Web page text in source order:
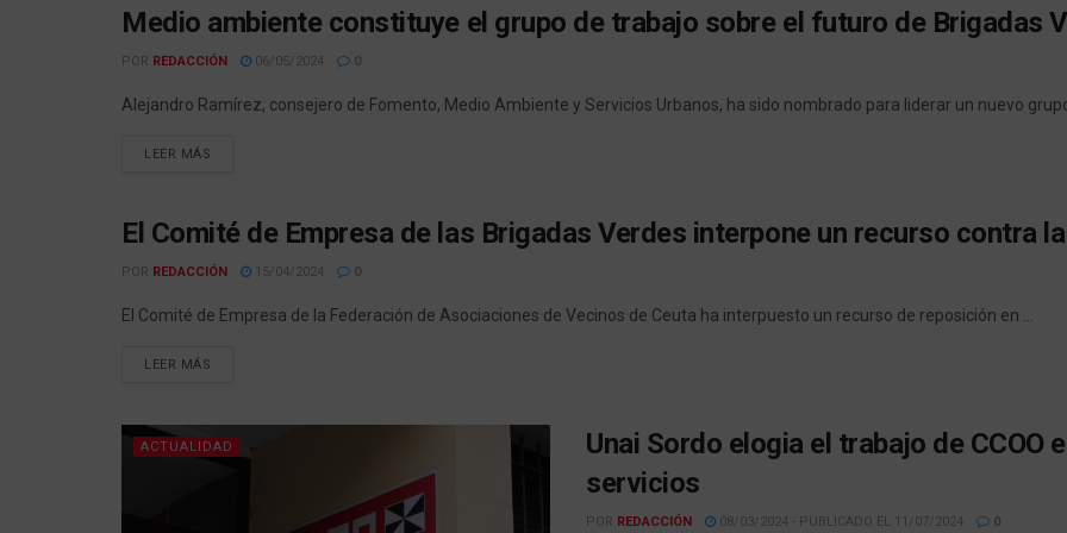
ACTUALIDAD
Medio ambiente constituye el grupo de trabajo sobre el futuro de Brigadas
POR REDACCIÓN 06/05/2024 0
Alejandro Ramírez, consejero de Fomento, Medio Ambiente y Servicios Urbanos, ha sido nombrado para liderar un nuevo
LEER MÁS
ACTUALIDAD
El Comité de Empresa de las Brigadas Verdes interpone un recurso contra
POR REDACCIÓN 15/04/2024 0
El Comité de Empresa de la Federación de Asociaciones de Vecinos de Ceuta ha interpuesto un recurso de reposición en ...
LEER MÁS
ACTUALIDAD
Unai Sordo elogia el trabajo de CCOO
servicios
POR REDACCIÓN 08/03/2024 - PUBLICADO EL 11/07/2024 0